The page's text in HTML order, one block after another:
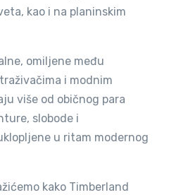
kao i na planinskim
omiljene među
i modnim
više od običnog para
slobode i
u ritam modernog
kako Timberland